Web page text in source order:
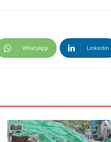
WhatsApp Linkedin